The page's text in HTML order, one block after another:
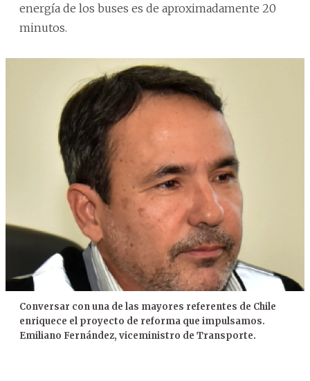
energía de los buses es de aproximadamente 20
minutos.
Conversar con una de las mayores referentes de Chile
enriquece el proyecto de reforma que impulsamos.
Emiliano Fernández, viceministro de Transporte.